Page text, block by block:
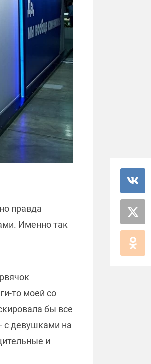
правда
Именно так
то моей со
бы все
с девушками на
и